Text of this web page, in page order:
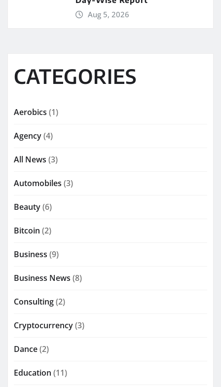
Aug 5, 2026
CATEGORIES
Aerobics (1)
Agency(4)
All News (3)
Automobiles (3)
Beauty(6)
Bitcoin (2)
Business (9)
Business News (8)
Consulting(2)
Cryptocurrency(3)
Dance(2)
Education (11)